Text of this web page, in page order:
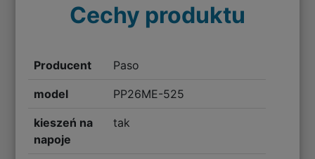
Cechy produktu
Producent Paso
model PP26ME-525
kieszeń na
napoje
tak